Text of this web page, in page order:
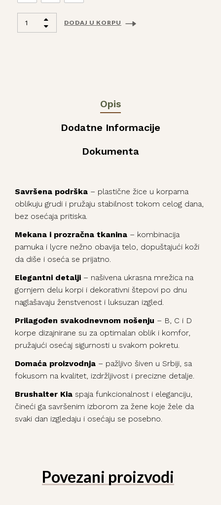
DODAJ U KORPU
Opis
Dodatne Informacije
Dokumenta
Savršena podrška – plastične žice u korpama
oblikuju grudi i pružaju stabilnost tokom celog dana,
bez osećaja pritiska.
Mekana i prozračna tkanina – kombinacija
pamuka i lycre nežno obavija telo, dopuštajući koži
da diše i oseća se prijatno.
Elegantni detalji – našivena ukrasna mrežica na
gornjem delu korpi i dekorativni štepovi po dnu
naglašavaju ženstvenost i luksuzan izgled.
Prilagođen svakodnevnom nošenju – B, C i D
korpe dizajnirane su za optimalan oblik i komfor,
pružajući osećaj sigurnosti u svakom pokretu.
Domaća proizvodnja – pažljivo šiven u Srbiji, sa
fokusom na kvalitet, izdržljivost i precizne detalje.
Brushalter Kia spaja funkcionalnost i eleganciju,
čineći ga savršenim izborom za žene koje žele da
svaki dan izgledaju i osećaju se posebno.
Povezani proizvodi